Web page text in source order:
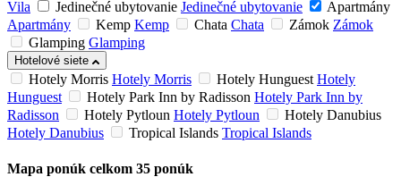
Vila
Jedinečné ubytovanie Jedinečné ubytovanie
Apartmány
Apartmány
Kemp Kemp Chata Chata Zámok Zámok
Glamping Glamping
Hotelové siete
Hotely Morris Hotely Morris Hotely Hunguest Hotely
Hunguest
Hotely Park Inn by Radisson Hotely Park Inn by
Radisson
Hotely Pytloun Hotely Pytloun
Hotely Danubius
Hotely Danubius
Tropical Islands Tropical Islands
Mapa ponúk celkom 35 ponúk